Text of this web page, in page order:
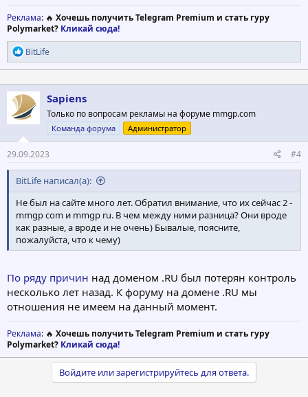
Реклама: 🔥 Хочешь получить Telegram Premium и стать гуру
Polymarket? Кликай сюда!
Р
е
а
к
ц
и
и
:
BitLife
Sapiens
Только по вопросам рекламы на форуме mmgp.com
Команда форума Администратор
29.09.2023 #4
BitLife написал(а):
Не был на сайте много лет. Обратил внимание, что их сейчас 2 -
mmgp com и mmgp ru. В чем между ними разница? Они вроде
как разные, а вроде и не очень) Бывалые, поясните,
пожалуйста, что к чему)
По ряду причин над доменом .RU был потерян контроль
несколько лет назад. К форуму на домене .RU мы
отношения не имеем на данный момент.
Реклама: 🔥 Хочешь получить Telegram Premium и стать гуру
Polymarket? Кликай сюда!
Войдите или зарегистрируйтесь для ответа.